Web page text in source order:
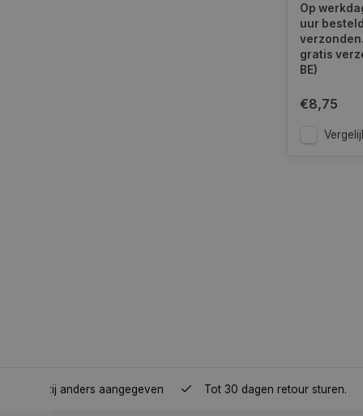
Op
uur
gratis
BE)
€8,75
tenzij anders aangegeven Tot 30 dagen retour sturen.
__cf_bm